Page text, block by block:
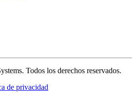
Todos los derechos reservados.
de privacidad